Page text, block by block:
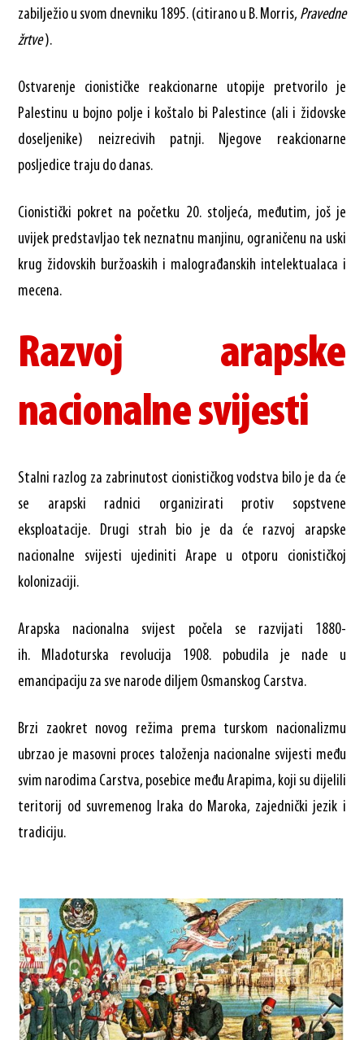
zabilježio u svom dnevniku 1895. (citirano u B. Morris, Pravedne
žrtve).
Ostvarenje cionističke reakcionarne utopije pretvorilo je
Palestinu u bojno polje i koštalo bi Palestince (ali i židovske
doseljenike) neizrecivih patnji. Njegove reakcionarne
posljedice traju do danas.
Cionistički pokret na početku 20. stoljeća, međutim, još je
uvijek predstavljao tek neznatnu manjinu, ograničenu na uski
krug židovskih buržoaskih i malograđanskih intelektualaca i
mecena.
Razvoj arapske
nacionalne svijesti
Stalni razlog za zabrinutost cionističkog vodstva bilo je da će
se arapski radnici organizirati protiv sopstvene
eksploatacije. Drugi strah bio je da će razvoj arapske
nacionalne svijesti ujediniti Arape u otporu cionističkoj
kolonizaciji.
Arapska nacionalna svijest počela se razvijati 1880-
ih. Mladoturska revolucija 1908. pobudila je nade u
emancipaciju za sve narode diljem Osmanskog Carstva.
Brzi zaokret novog režima prema turskom nacionalizmu
ubrzao je masovni proces taloženja nacionalne svijesti među
svim narodima Carstva, posebice među Arapima, koji su dijelili
teritorij od suvremenog Iraka do Maroka, zajednički jezik i
tradiciju.